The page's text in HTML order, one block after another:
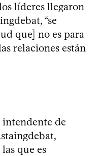
líderes llegaron
“se
que] no es para
relaciones están
intendente de
que es